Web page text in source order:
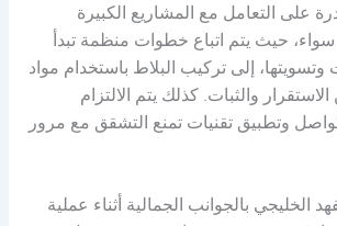
على التعامل مع المشاريع الكبيرة
حيث يتم اتباع خطوات منظمة تبدأ
إلى تركيب البلاط باستخدام مواد
والثبات. كذلك يتم الالتزام
وتطبيق تقنيات تمنع التشقق مع مرور
الخليجي بالجوانب الجمالية أثناء عملية